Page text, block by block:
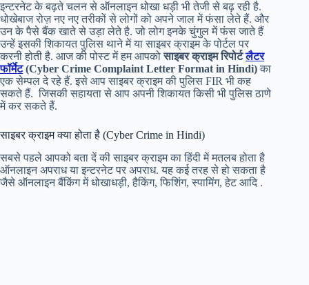
इन्टरनेट के बढ़ते चलन से ऑनलाइन धोखा धड़ी भी तेजी से बढ़ रही है.
धोखेबाज रोज़ नए नए तरीकों से लोगों को अपने जाल में फंसा लेते हैं. और
उन के पैसे बैंक खाते से उड़ा लेते है. जो लोग इनके चुंगुल में फंस जाते हैं
उन्हें इसकी शिकायत पुलिस थाने में या साइबर क्राइम के पोर्टल पर
करनी होती है. आज की पोस्ट में हम आपकोसाइबर क्राइम रिपोर्टलैटर
फॉर्मेट(Cyber Crime Complaint Letter Format in Hindi)का
एक सेम्पल दे रहे हैं. इसे आप साइबर क्राइम की पुलिस FIR भी कह
सकते हैं. जिसकी सहायता से आप अपनी शिकायत किसी भी पुलिस ठाणे
में कर सकते हैं.
साइबर क्राइम क्या होता है (Cyber Crime in Hindi)
सबसे पहले आपको बता दें की साइबर क्राइम का हिंदी में मतलब होता है
ऑनलाइन अपराध या इन्टरनेट पर अपराध. यह कई तरह से हो सकता है
जैसे ऑनलाइन बैंकिंग में धोखाधड़ी, हैकिंग, फिशिंग, स्पामिंग, हेट आदि .